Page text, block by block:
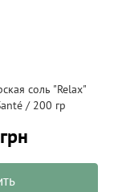
соль "Relax"
/ 200 гр